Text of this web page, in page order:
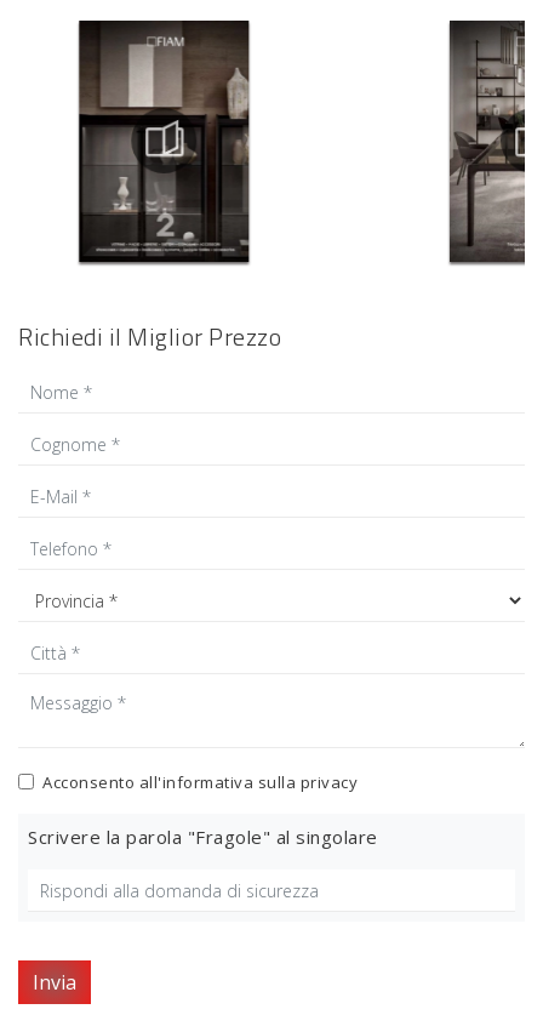
Richiedi il Miglior Prezzo
Acconsento all'informativa sulla privacy
Scrivere la parola "Fragole" al singolare
Invia